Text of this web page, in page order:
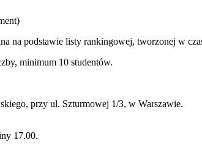
na podstawie listy rankingowej, tworzonej w
minimum 10 studentów.
przy ul. Szturmowej 1/3, w Warszawie.
17.00.